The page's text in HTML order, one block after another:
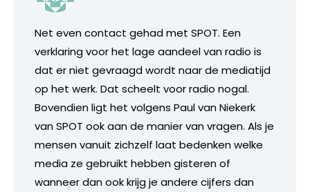
Net even contact gehad met SPOT. Een
verklaring voor het lage aandeel van radio is
dat er niet gevraagd wordt naar de mediatijd
op het werk. Dat scheelt voor radio nogal.
Bovendien ligt het volgens Paul van Niekerk
van SPOT ook aan de manier van vragen. Als je
mensen vanuit zichzelf laat bedenken welke
media ze gebruikt hebben gisteren of
wanneer dan ook krijg je andere cijfers dan